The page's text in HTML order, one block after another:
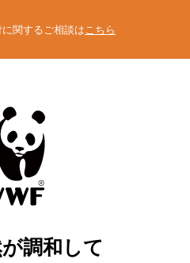
関するご相談はこちら
調和して